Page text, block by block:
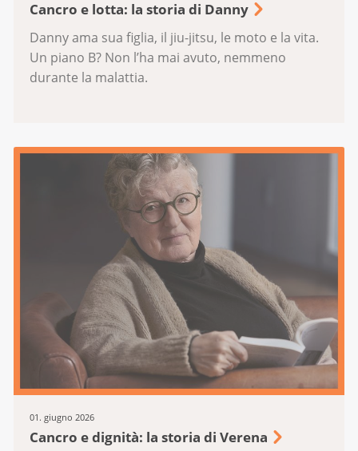
Cancro e lotta: la storia di Danny
Danny ama sua figlia, il jiu-jitsu, le moto e la vita.
Un piano B? Non l’ha mai avuto, nemmeno
durante la malattia.
01. giugno 2026
Cancro e dignità: la storia di Verena